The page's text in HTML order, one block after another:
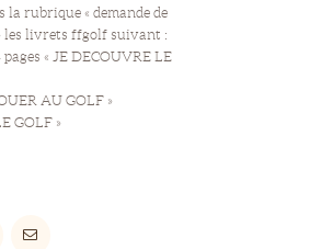
la rubrique « demande de
les livrets ffgolf suivant :
« JE DECOUVRE LE
AU GOLF »
GOLF »